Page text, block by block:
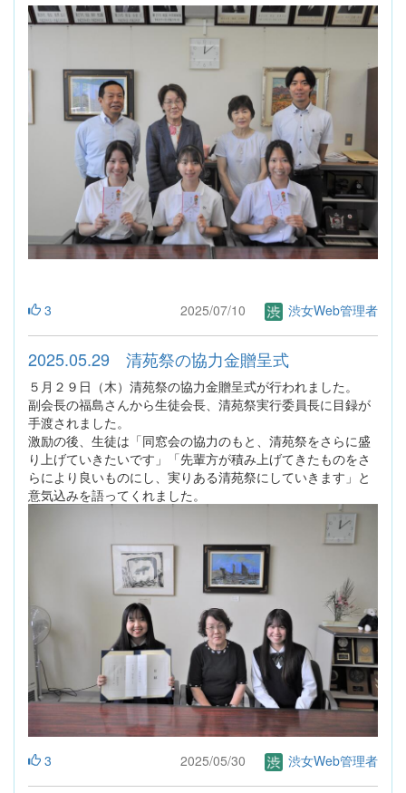
3 2025/07/10 渋女Web管理者
2025.05.29 清苑祭の協力金贈呈式
５月２９日（木）清苑祭の協力金贈呈式が行われました。
副会長の福島さんから生徒会長、清苑祭実行委員長に目録が
手渡されました。
激励の後、生徒は「同窓会の協力のもと、清苑祭をさらに盛
り上げていきたいです」「先輩方が積み上げてきたものをさ
らにより良いものにし、実りある清苑祭にしていきます」と
意気込みを語ってくれました。
3 2025/05/30 渋女Web管理者